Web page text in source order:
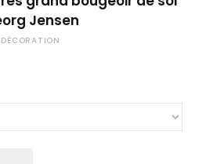
Jensen
DÉCORATION